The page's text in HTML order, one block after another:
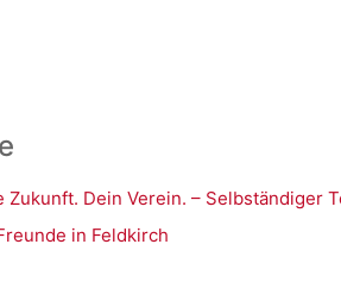
Zukunft. Dein Verein. – Selbständiger
in Feldkirch